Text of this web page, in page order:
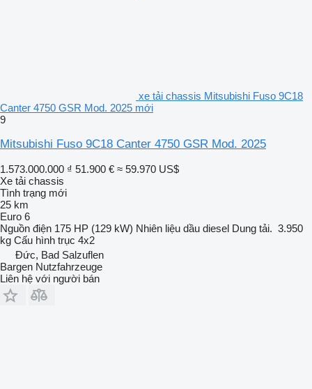
xe tải chassis Mitsubishi Fuso 9C18
Canter 4750 GSR Mod. 2025 mới
9
Mitsubishi Fuso 9C18 Canter 4750 GSR Mod. 2025
1.573.000.000 ₫ 51.900 € ≈ 59.970 US$
Xe tải chassis
Tình trạng mới
25 km
Euro 6
Nguồn điện 175 HP (129 kW) Nhiên liệu dầu diesel Dung tải. 3.950
kg Cấu hình trục 4x2
Đức, Bad Salzuflen
Bargen Nutzfahrzeuge
Liên hệ với người bán